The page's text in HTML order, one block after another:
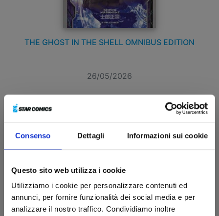
Consenso Dettagli Informazioni sui cookie
Questo sito web utilizza i cookie
Utilizziamo i cookie per personalizzare contenuti ed
annunci, per fornire funzionalità dei social media e per
analizzare il nostro traffico. Condividiamo inoltre
THE GHOST IN THE SHELL OMNIBUS EDITION
26/05/2026